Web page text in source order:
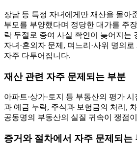
장남 등 특정 자녀에게만 재산을 몰아
부모를 부양했다며 정당한 대가를 주
락 두절로 증여 사실 확인이 늦어지는
자녀·혼외자 문제, 며느리·사위 명의
자주 다투어집니다.
재산 관련 자주 문제되는 부분
아파트·상가·토지 등 부동산의 평가
과 예금 누락, 주식과 보험금의 처리,
공동명의 부동산의 실질 귀속이 쟁점
증거와 절차에서 자주 문제되는